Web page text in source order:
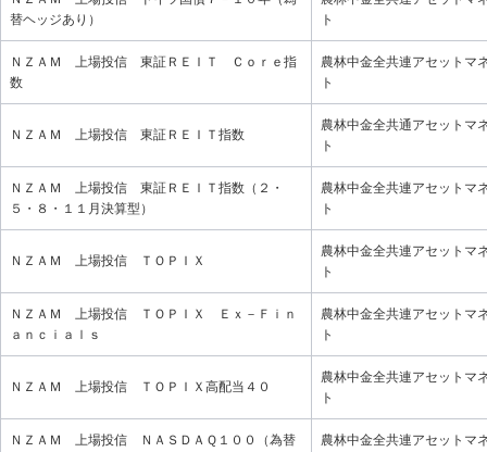
替ヘッジあり）
ト
ＮＺＡＭ 上場投信 東証ＲＥＩＴ Ｃｏｒｅ指
数
農林中金全共連アセットマ
ト
ＮＺＡＭ 上場投信 東証ＲＥＩＴ指数
農林中金全共通アセットマ
ト
ＮＺＡＭ 上場投信 東証ＲＥＩＴ指数（２・
５・８・１１月決算型）
農林中金全共連アセットマ
ト
ＮＺＡＭ 上場投信 ＴＯＰＩＸ
農林中金全共連アセットマ
ト
ＮＺＡＭ 上場投信 ＴＯＰＩＸ Ｅｘ－Ｆｉｎ
ａｎｃｉａｌｓ
農林中金全共連アセットマ
ト
ＮＺＡＭ 上場投信 ＴＯＰＩＸ高配当４０
農林中金全共連アセットマ
ト
ＮＺＡＭ 上場投信 ＮＡＳＤＡＱ１００（為替
農林中金全共連アセットマ